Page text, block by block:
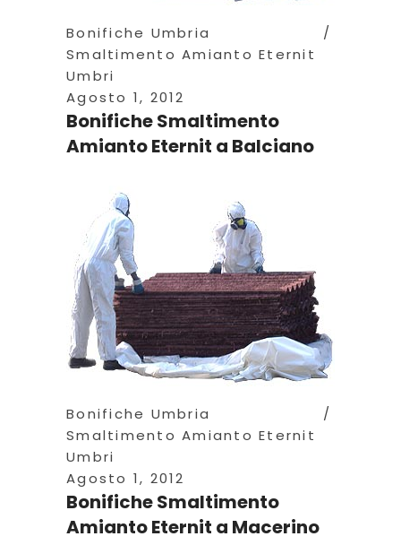
Bonifiche Umbria
Smaltimento Amianto Eternit
Umbri
Agosto 1, 2012
Bonifiche Smaltimento
Amianto Eternit a Balciano
Bonifiche Umbria
Smaltimento Amianto Eternit
Umbri
Agosto 1, 2012
Bonifiche Smaltimento
Amianto Eternit a Macerino